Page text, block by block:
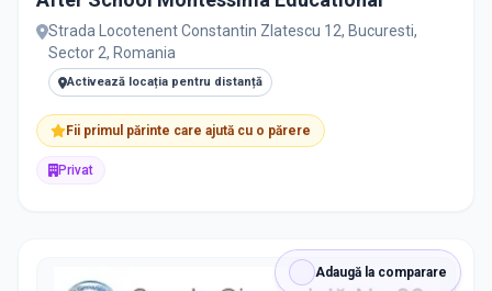
Nu există informații despre locuri libere
Nu există informații despre job-uri
De stat
Strada Locotenent Constantin Zlatescu 12, Bucuresti,
Sector 2, Romania
Activează locația pentru distanță
Fii primul părinte care ajută cu o părere
Privat
Adaugă la comparare